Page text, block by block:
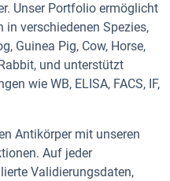
Unser Portfolio ermöglicht
in verschiedenen Spezies,
Guinea Pig, Cow, Horse,
und unterstützt
wie WB, ELISA, FACS, IF,
Antikörper mit unseren
Auf jeder
Validierungsdaten,